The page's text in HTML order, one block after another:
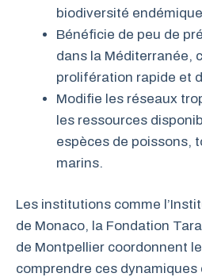
biodiversité
Bénéficie de peu de
dans la Méditerranée,
prolifération rapide et
Modifie les réseaux
les ressources
espèces de poissons,
marins.
Les institutions comme
de Monaco, la Fondation
de Montpellier coordonnent
comprendre ces dynamiques